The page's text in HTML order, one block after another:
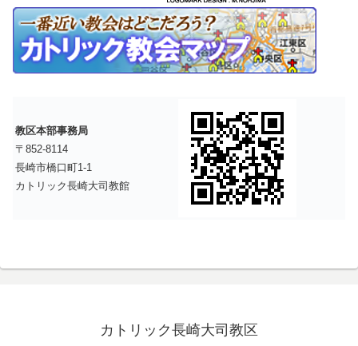
教区本部事務局
〒852-8114
長崎市橋口町1-1
カトリック長崎大司教館
カトリック長崎大司教区